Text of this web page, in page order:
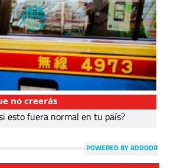
no creerás
esto fuera normal en tu país?
POWERED BY ADDOOR